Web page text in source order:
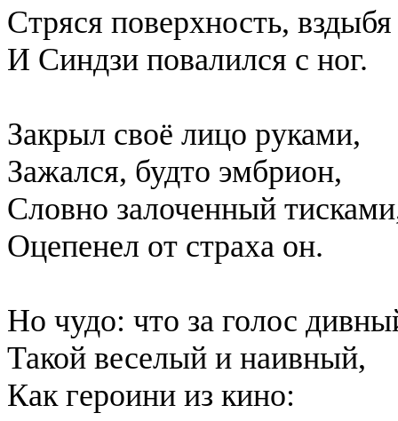
Стряся поверхность,
И Синдзи повалился с ног.
Закрыл своё лицо руками,
Зажался, будто эмбрион,
Словно залоченный
Оцепенел от страха он.
Но чудо: что за голос
Такой веселый и наивный,
Как героини из кино: